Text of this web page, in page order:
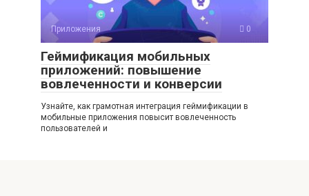
Приложения 0
Геймификация мобильных
приложений: повышение
вовлеченности и конверсии
Узнайте, как грамотная интеграция геймификации в
мобильные приложения повысит вовлеченность
пользователей и